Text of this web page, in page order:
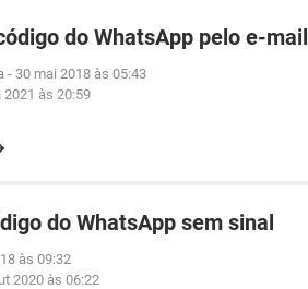
do WhatsApp pelo e-mail
- 30 mai 2018 às 05:43
2021 às 20:59
do WhatsApp sem sinal
às 09:32
2020 às 06:22